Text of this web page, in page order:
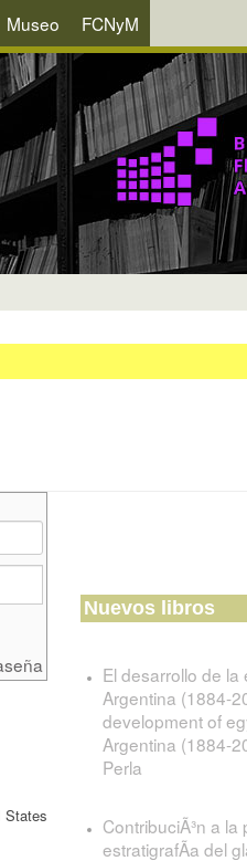
Museo FCNyM
States
Nuevos libros
El desarrollo de la
Argentina (1884-
development of
Argentina (1884-
Perla
ContribuciÃ³n a la
estratigrafÃ­a del